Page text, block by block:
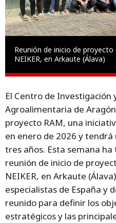
Reunión de inicio de proyecto
NEIKER, en Arkaute (Álava)
El Centro de Investigación
Agroalimentaria de
proyecto RAM, una
en enero de 2026 y tendrá
tres años. Esta semana
reunión de inicio de
NEIKER, en Arkaute
especialistas de España y
reunido para definir los
estratégicos y las